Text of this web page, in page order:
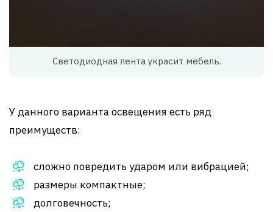
Светодиодная лента украсит мебель.
У данного варианта освещения есть ряд
преимуществ:
сложно повредить ударом или вибрацией;
размеры компактные;
долговечность;